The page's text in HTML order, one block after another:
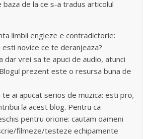
de la ce s-a tradus articolul
limbii engleze e contradictorie:
esti novice ce te deranjeaza?
dar vrei sa te apuci de audio, atunci
prezent este o resursa buna de
te ai apucat serios de muzica: esti pro,
la acest blog. Pentru ca
pentru oricine: cautam oameni
filmeze/testeze echipamente